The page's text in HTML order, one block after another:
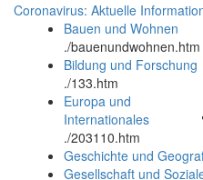
Coronavirus: Aktuelle
Bauen und Wohnen
./bauenundwohnen.htm
Bildung und Forschung
./133.htm
Europa und
Internationales
./203110.htm
Geschichte und
Gesellschaft und